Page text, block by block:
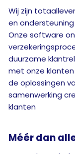
Wij zijn
en
Onze software
duurzame
met onze
de oplossingen
samenwerking
klanten
Méér dan